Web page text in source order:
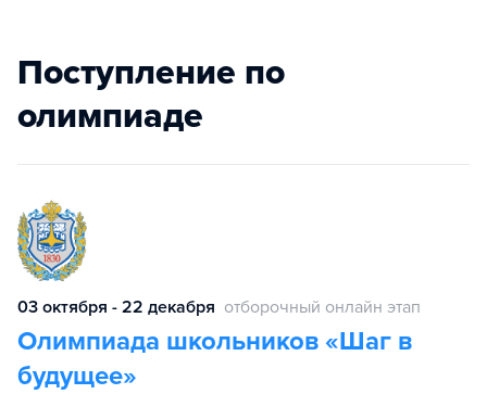
Поступление по
олимпиаде
03 октября - 22 декабря отборочный онлайн этап
Олимпиада школьников «Шаг в
будущее»